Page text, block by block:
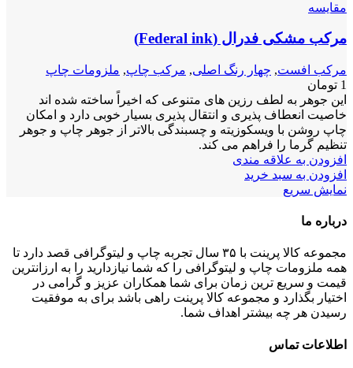
مقايسه
مرکب مشکی فدرال (Federal ink)
مرکب افست, چهار رنگ اصلی, مرکب چاپ, ملزومات چاپ
1 تومان
این جوهر به لطف رزین های متنوعی که اخیراً ساخته شده اند
خاصیت انعطاف پذیری و انتقال پذیری بسیار خوبی دارد و امکان
چاپ روشن با ویسکوزیته و چسبندگی بالاتر از جوهر چاپ و جوهر
تنظیم گرما را فراهم می کند.
افزودن به علاقه مندی
افزودن به سبد خرید
نمایش سریع
درباره ما
مجموعه کالا پرینت با ۳۵ سال تجربه چاپ و لیتوگرافی قصد دارد تا
همه ملزومات چاپ و لیتوگرافی را که شما نیازدارید را به ارزانترین
قیمت و سریع ترین زمان برای شما همکاران عزیز و گرامی در
اختیار بگذارد و مجموعه کالا پرینت راهی باشد برای به موفقیت
رسیدن هر چه بیشتر اهداف شما.
اطلاعات تماس